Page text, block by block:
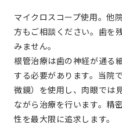
マイクロスコープ使用。他
方もご相談ください。歯を
みません。
根管治療は歯の神経が通る
する必要があります。当院
微鏡）を使用し、肉眼では
ながら治療を行います。精
性を最大限に追求します。